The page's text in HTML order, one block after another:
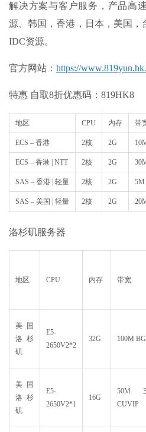
解决方案与客户服务，产品高
源、韩国，香港，日本，美国，
IDC资源。
官方网站： https://
特惠 自取8折优惠码：819HK8
地区 CPU 内存 带
ECS – 香港 2核 2G
ECS – 香港 | NTT 2核 2G
SAS – 香港 | 轻量 2核 2G 5M
SAS – 美国 | 轻量 2核 2G
洛杉矶服务器
地区 CPU 内存 带宽
美国
洛杉
矶
E5-
2650V2*2
32G 100M
美国
洛杉
矶
E5-
2650V2*1
16G
50M
CUVIP